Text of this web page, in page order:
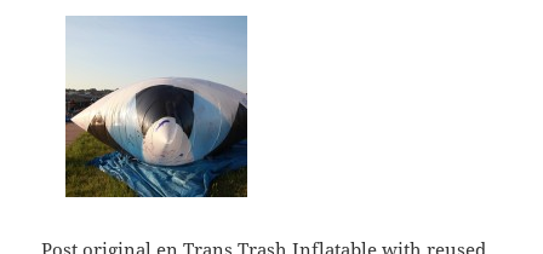
Post original enTrans Trash Inflatable with reused